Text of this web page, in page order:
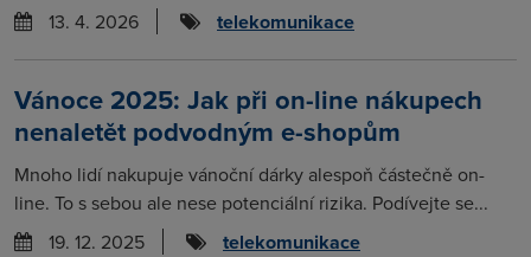
13. 4. 2026
telekomunikace
Vánoce 2025: Jak při on-line nákupech
nenaletět podvodným e-shopům
Mnoho lidí nakupuje vánoční dárky alespoň částečně on-
line. To s sebou ale nese potenciální rizika. Podívejte se...
19. 12. 2025
telekomunikace